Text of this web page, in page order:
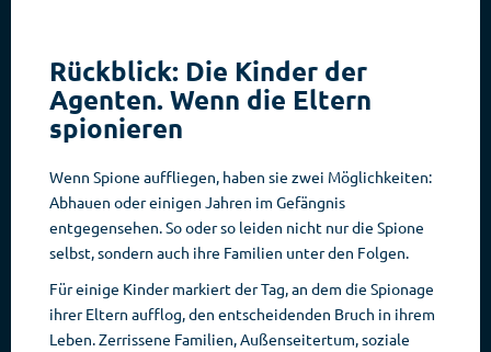
Rückblick: Die Kinder der
Agenten. Wenn die Eltern
spionieren
Wenn Spione auffliegen, haben sie zwei Möglichkeiten:
Abhauen oder einigen Jahren im Gefängnis
entgegensehen. So oder so leiden nicht nur die Spione
selbst, sondern auch ihre Familien unter den Folgen.
Für einige Kinder markiert der Tag, an dem die Spionage
ihrer Eltern aufflog, den entscheidenden Bruch in ihrem
Leben. Zerrissene Familien, Außenseitertum, soziale